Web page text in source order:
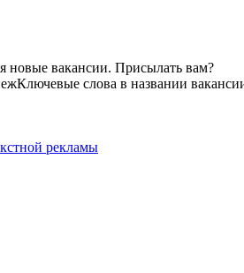
новые вакансии. Присылать вам?
Ключевые слова в названии
рекламы